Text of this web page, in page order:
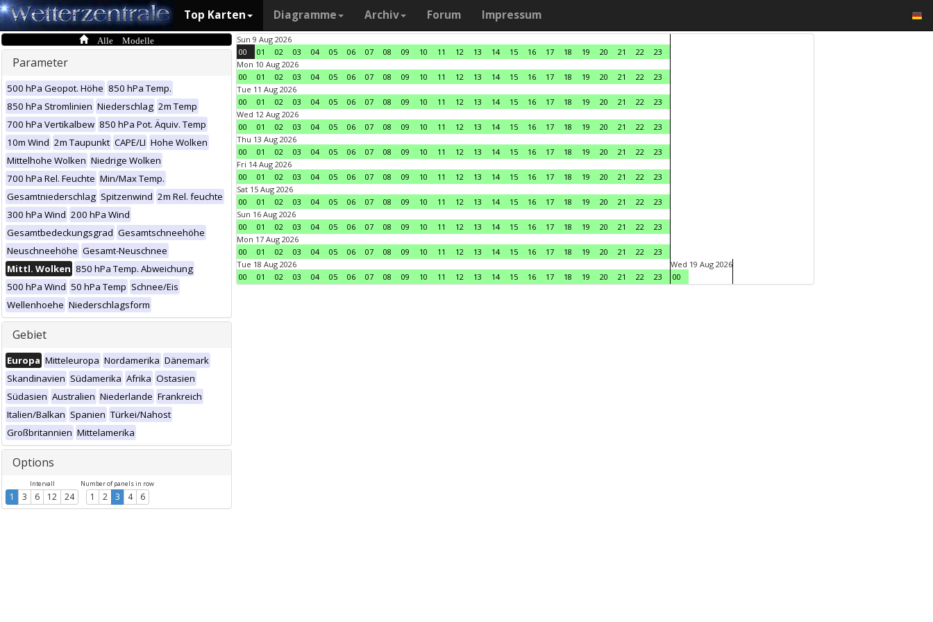
Top Karten Diagramme Archiv Forum Impressum
Alle Modelle
Parameter
500 hPa Geopot. Höhe 850 hPa Temp.
850 hPa Stromlinien Niederschlag 2m Temp
700 hPa Vertikalbew 850 hPa Pot. Äquiv. Temp
10m Wind 2m Taupunkt CAPE/LI Hohe Wolken
Mittelhohe Wolken Niedrige Wolken
700 hPa Rel. Feuchte Min/Max Temp.
Gesamtniederschlag Spitzenwind 2m Rel. feuchte
300 hPa Wind 200 hPa Wind
Gesamtbedeckungsgrad Gesamtschneehöhe
Neuschneehöhe Gesamt-Neuschnee
Mittl. Wolken 850 hPa Temp. Abweichung
500 hPa Wind 50 hPa Temp Schnee/Eis
Wellenhoehe Niederschlagsform
Gebiet
Europa Mitteleuropa Nordamerika Dänemark
Skandinavien Südamerika Afrika Ostasien
Südasien Australien Niederlande Frankreich
Italien/Balkan Spanien Türkei/Nahost
Großbritannien Mittelamerika
Options
Intervall
1 3 6 12 24
Number of panels in row
1 2 3 4 6
Sun 9 Aug 2026
00
01 02 03 04 05 06 07 08 09 10 11 12 13 14 15 16 17 18 19 20 21 22
23
Mon 10 Aug 2026
00
01 02 03 04 05 06 07 08 09 10 11 12 13 14 15 16 17 18 19 20 21 22
23
Tue 11 Aug 2026
00
01 02 03 04 05 06 07 08 09 10 11 12 13 14 15 16 17 18 19 20 21 22
23
Wed 12 Aug 2026
00
01 02 03 04 05 06 07 08 09 10 11 12 13 14 15 16 17 18 19 20 21 22
23
Thu 13 Aug 2026
00
01 02 03 04 05 06 07 08 09 10 11 12 13 14 15 16 17 18 19 20 21 22
23
Fri 14 Aug 2026
00
01 02 03 04 05 06 07 08 09 10 11 12 13 14 15 16 17 18 19 20 21 22
23
Sat 15 Aug 2026
00
01 02 03 04 05 06 07 08 09 10 11 12 13 14 15 16 17 18 19 20 21 22
23
Sun 16 Aug 2026
00
01 02 03 04 05 06 07 08 09 10 11 12 13 14 15 16 17 18 19 20 21 22
23
Mon 17 Aug 2026
00
01 02 03 04 05 06 07 08 09 10 11 12 13 14 15 16 17 18 19 20 21 22
23
Tue 18 Aug 2026
00
01 02 03 04 05 06 07 08 09 10 11 12 13 14 15 16 17 18 19 20 21 22 23
Wed 19 Aug 2026
00